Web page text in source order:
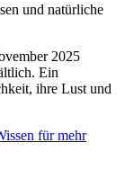
und natürliche
2025
Ein
ihre Lust und